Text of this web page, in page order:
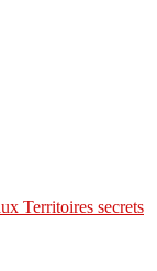
Territoires secrets